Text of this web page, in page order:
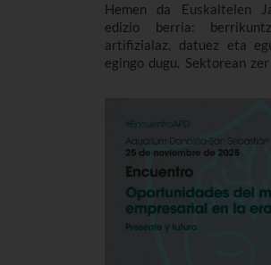
Hemen da Euskaltelen
edizio berria:
artifizialaz, datuez eta
egingo dugu. Sektorean